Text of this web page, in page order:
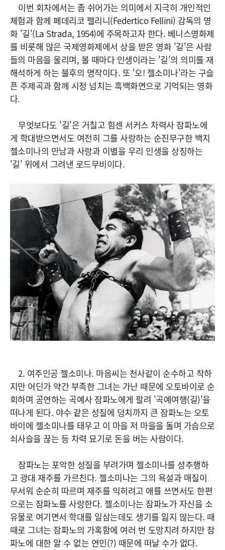
이번 회차에서는 좀 쉬어가는 의미에서 지극히 개인적인
체험과 함께 페데리코 펠리니(Federtico Fellini) 감독의 영
화 '길'(La Strada, 1954)에 주목하고자 한다. 베니스영화제
를 비롯해 많은 국제영화제에서 상을 받은 영화 '길'은 사람
들의 마음을 울리며, 볼 때마다 인생이라는 '길'의 의미를 재
해석하게 하는 불후의 명작이다. 또 '오! 젤소미나'라는 구슬
픈 주제곡과 함께 시정 넘치는 흑백화면으로 기억되는 영화
다.
무엇보다도 '길'은 거칠고 힘센 서커스 차력사 잠파노에
게 학대받으면서도 여전히 그를 사랑하는 순진무구한 백치
젤소미나의 만남과 사랑과 이별을 우리 인생을 상징하는
'길' 위에서 그려낸 로드무비이다.
2. 여주인공 젤소미나. 마음씨는 천사같이 순수하고 착하
지만 어딘가 약간 부족한 그녀는 가난 때문에 오토바이로 순
회하며 공연하는 곡예사 잠파노에게 팔려 '곡예여행(길)'을
떠나게 된다. 야수 같은 성질에 덩치까지 큰 잠파노는 오토
바이에 젤소미나를 태우고 이 마을 저 마을을 돌며 가슴으로
쇠사슬을 끊는 등 차력 묘기로 돈을 버는 사람이다.
잠파노는 포악한 성질을 부려가며 젤소미나를 성추행하
고 광대 재주를 가르친다. 젤소미나는 그의 욕설과 매질이
무서워 순순히 따르며 재주를 익히려고 애를 쓰면서도 한편
으로는 잠파노를 사랑한다. 젤소미나는 잠파노가 자신을 소
유물로 여기면서 학대를 일삼는데도 생기를 잃지 않는다. 때
때로 그녀는 잠파노의 가혹함에 여러 번 도망치려 하지만 잠
파노에 대한 알 수 없는 연민(?) 때문에 떠날 수가 없다.